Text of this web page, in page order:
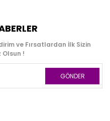
ve Fırsatlardan İlk Sizin
Olsun !
GÖNDER